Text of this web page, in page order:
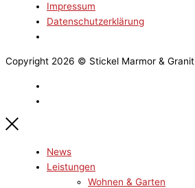
Impressum
Datenschutzerklärung
Copyright 2026 © Stickel Marmor & Granit
News
Leistungen
Wohnen & Garten